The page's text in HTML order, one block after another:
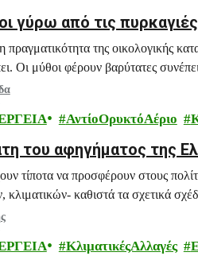
γύρω από τις
πραγματικότητα της οικολογικής
Οι μύθοι φέρουν βαρύτατες
ΑντίοΟρυκτόΑέριο
του αφηγήματος της
τίποτα να προσφέρουν στους
κλιματικών- καθιστά τα σχετικά
ΚλιματικέςΑλλαγές